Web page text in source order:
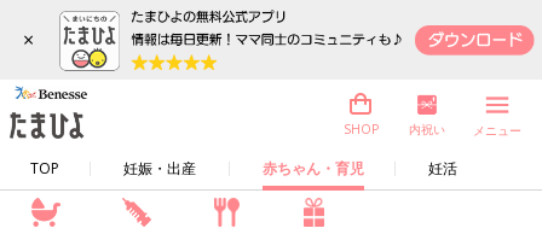
×
TOP 妊娠・出産 赤ちゃん・育児 妊活
SHOP 内祝い メニュー